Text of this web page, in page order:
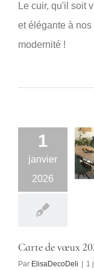
Le cuir, qu'il soit
et élégante à
modernité !
1
janvier
2026
Carte de vœux
Par ElisaDecoDeli 1